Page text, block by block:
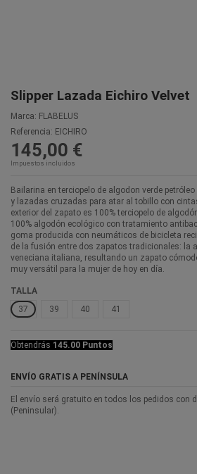
Slipper Lazada Eichiro Velvet
Marca: FLABELUS
Referencia: EICHIRO
145,00 €
Impuestos incluidos
Bailarina en terciopelo de algodon verde
y lazadas cruzadas para atar al tobillo con
exterior del zapato es 100% terciopelo de
100% algodón ecológico con tratamiento
goma producida con neumáticos de bicicleta
de la fusión entre dos zapatos tradicionales: la
veneciana italiana, resultando un zapato
muy versátil para la mujer de hoy en día.
TALLA
37
39 40 41
Obtendrás 145.00 Puntos
ENVÍO GRATIS A PENÍNSULA
El envío será gratuito en todos los pedidos con
(Peninsular).